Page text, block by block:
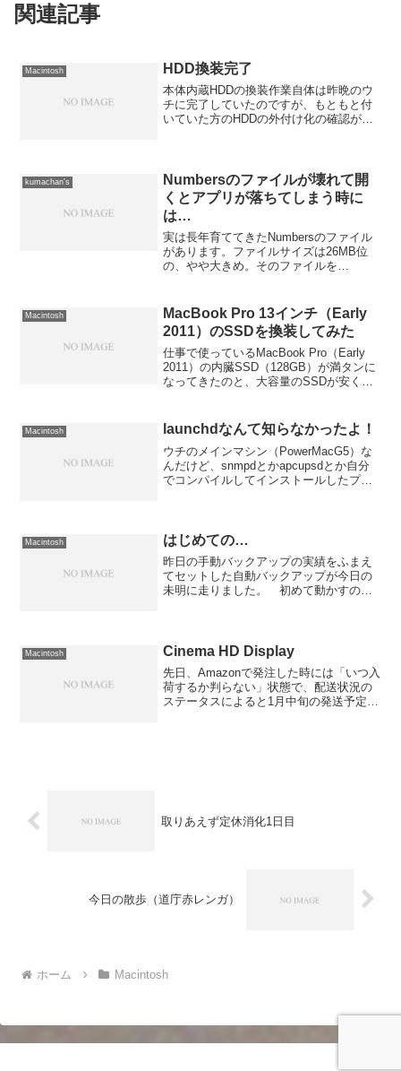
関連記事
Macintosh HDD換装完了
本体内蔵HDDの換装作業自体は昨晩のウ
チに完了していたのですが、もともと付
いていた方のHDDの外付け化の確認が取
なります。それにして...
kumachan's
Numbersのファイルが壊れて開
くとアプリが落ちてしまう時に
は…
実は長年育ててきたNumbersのファイル
があります。ファイルサイズは26MB位
の、やや大きめ。そのファイルを
と同時に、ファイルも壊れてしまったよ
うで再び開こうと...
Macintosh
MacBook Pro 13インチ（Early
2011）のSSDを換装してみた
仕事で使っているMacBook Pro（Early
2011）の内臓SSD（128GB）が満タンに
なってきたのと、大容量のSSDが安くな
リ関係では定評のあるTransc...
Macintosh launchdなんて知らなかったよ！
ウチのメインマシン（PowerMacG5）な
んだけど、snmpdとかapcupsdとか自分
でコンパイルしてインストールしたプロ
Macintosh はじめての…
昨日の手動バックアップの実績をふまえ
てセットした自動バックアップが今日の
未明に走りました。 初めて動かすので
大忙しだったのですが、...
Macintosh Cinema HD Display
先日、Amazonで発注した時には「いつ入
荷するか判らない」状態で、配送状況の
ステータスによると1月中旬の発送予定に
取りあえず定休消化1日目
今日の散歩（道庁赤レンガ）
ホーム Macintosh